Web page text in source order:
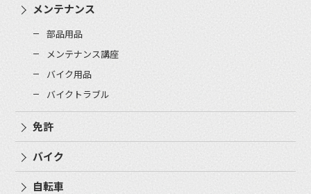
メンテナンス
部品用品
メンテナンス講座
バイク用品
バイクトラブル
免許
バイク
自転車